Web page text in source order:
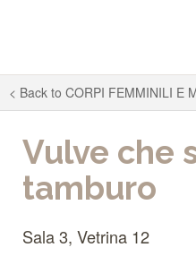
< Back to CORPI FEMMINILI E
Vulve che
tamburo
Sala 3, Vetrina 12